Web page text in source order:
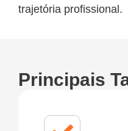
trajetória profissional.
Principais